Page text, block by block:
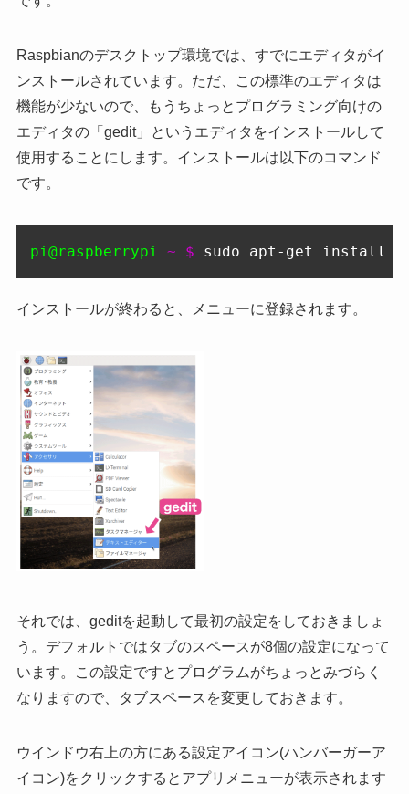
Raspbianのデスクトップ環境では、すでにエディタがイ
ンストールされています。ただ、この標準のエディタは
機能が少ないので、もうちょっとプログラミング向けの
エディタの「gedit」というエディタをインストールして
使用することにします。インストールは以下のコマンド
です。
pi@raspberrypi ~ $ sudo apt-get install
インストールが終わると、メニューに登録されます。
それでは、geditを起動して最初の設定をしておきましょ
う。デフォルトではタブのスペースが8個の設定になって
います。この設定ですとプログラムがちょっとみづらく
なりますので、タブスペースを変更しておきます。
ウインドウ右上の方にある設定アイコン(ハンバーガーア
イコン)をクリックするとアプリメニューが表示されます